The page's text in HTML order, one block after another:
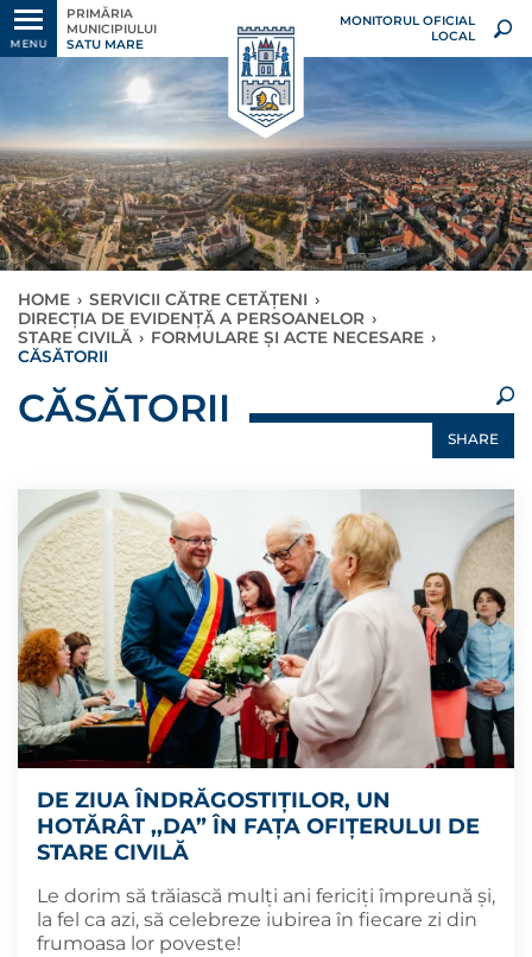
MENU
PRIMĂRIA
MUNICIPIULUI
SATU MARE
MONITORUL OFICIAL
LOCAL
HOME › SERVICII CĂTRE CETĂȚENI ›
DIRECȚIA DE EVIDENȚĂ A PERSOANELOR ›
STARE CIVILĂ › FORMULARE ȘI ACTE NECESARE ›
CĂSĂTORII
×
CĂSĂTORII
SHARE
DE ZIUA ÎNDRĂGOSTIȚILOR, UN
HOTĂRÂT ,,DA” ÎN FAȚA OFIȚERULUI DE
STARE CIVILĂ
Le dorim să trăiască mulți ani fericiți împreună și,
la fel ca azi, să celebreze iubirea în fiecare zi din
frumoasa lor poveste!